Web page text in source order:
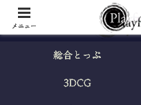
総合とっぷ
3DCG
メニュー